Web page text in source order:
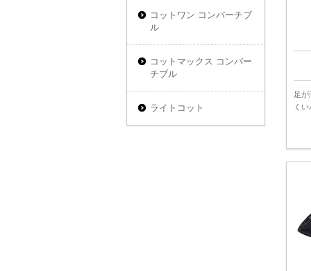
足
く
コットワン コンバーチブ
ル
コットマックス コンバー
チブル
ライトコット